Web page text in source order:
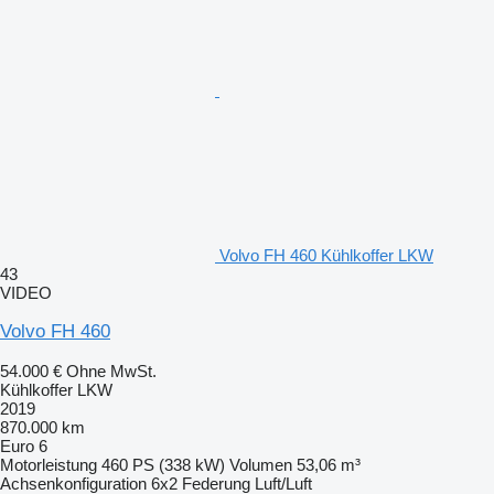
Volvo FH 460 Kühlkoffer LKW
43
VIDEO
Volvo FH 460
54.000 € Ohne MwSt.
Kühlkoffer LKW
2019
870.000 km
Euro 6
Motorleistung 460 PS (338 kW) Volumen 53,06 m³
Achsenkonfiguration 6x2 Federung Luft/Luft